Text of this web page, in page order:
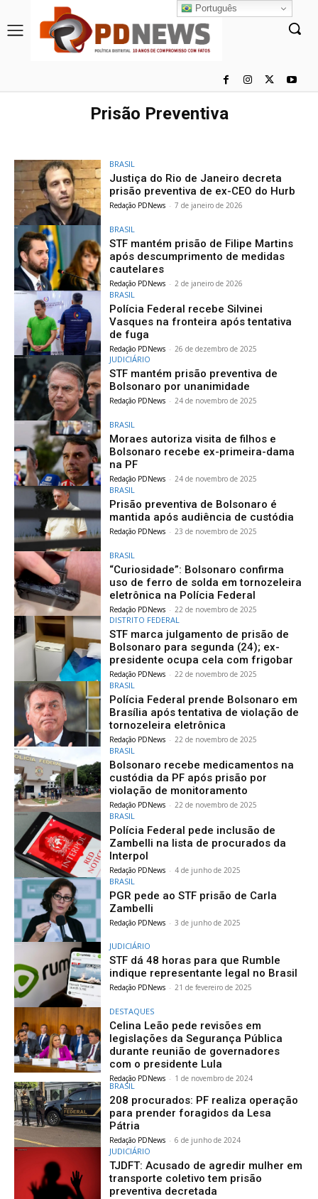
Prisão Preventiva
BRASIL
Justiça do Rio de Janeiro decreta
prisão preventiva de ex-CEO do Hurb
Redação PDNews - 7 de janeiro de 2026
BRASIL
STF mantém prisão de Filipe Martins
após descumprimento de medidas
cautelares
Redação PDNews - 2 de janeiro de 2026
BRASIL
Polícia Federal recebe Silvinei
Vasques na fronteira após tentativa
de fuga
Redação PDNews - 26 de dezembro de 2025
JUDICIÁRIO
STF mantém prisão preventiva de
Bolsonaro por unanimidade
Redação PDNews - 24 de novembro de 2025
BRASIL
Moraes autoriza visita de filhos e
Bolsonaro recebe ex-primeira-dama
na PF
Redação PDNews - 24 de novembro de 2025
BRASIL
Prisão preventiva de Bolsonaro é
mantida após audiência de custódia
Redação PDNews - 23 de novembro de 2025
BRASIL
“Curiosidade”: Bolsonaro confirma
uso de ferro de solda em tornozeleira
eletrônica na Polícia Federal
Redação PDNews - 22 de novembro de 2025
DISTRITO FEDERAL
STF marca julgamento de prisão de
Bolsonaro para segunda (24); ex-
presidente ocupa cela com frigobar
Redação PDNews - 22 de novembro de 2025
BRASIL
Polícia Federal prende Bolsonaro em
Brasília após tentativa de violação de
tornozeleira eletrônica
Redação PDNews - 22 de novembro de 2025
BRASIL
Bolsonaro recebe medicamentos na
custódia da PF após prisão por
violação de monitoramento
Redação PDNews - 22 de novembro de 2025
BRASIL
Polícia Federal pede inclusão de
Zambelli na lista de procurados da
Interpol
Redação PDNews - 4 de junho de 2025
BRASIL
PGR pede ao STF prisão de Carla
Zambelli
Redação PDNews - 3 de junho de 2025
JUDICIÁRIO
STF dá 48 horas para que Rumble
indique representante legal no Brasil
Redação PDNews - 21 de fevereiro de 2025
DESTAQUES
Celina Leão pede revisões em
legislações da Segurança Pública
durante reunião de governadores
com o presidente Lula
Redação PDNews - 1 de novembro de 2024
BRASIL
208 procurados: PF realiza operação
para prender foragidos da Lesa
Pátria
Redação PDNews - 6 de junho de 2024
JUDICIÁRIO
TJDFT: Acusado de agredir mulher em
transporte coletivo tem prisão
preventiva decretada
Português